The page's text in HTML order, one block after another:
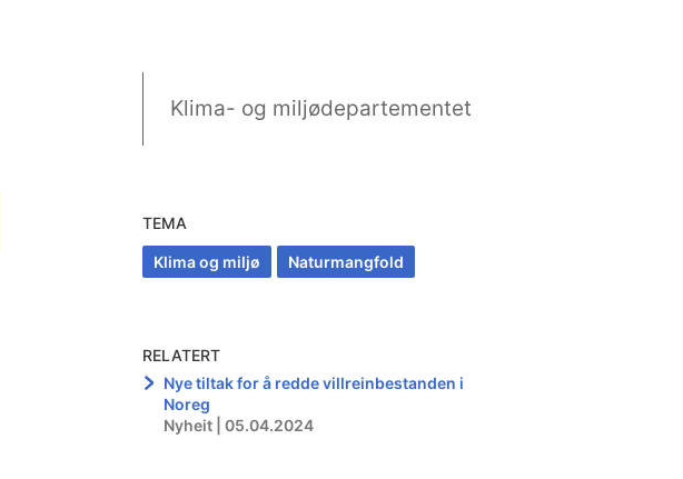
Klima- og miljødepartementet
TEMA
Klima og miljø Naturmangfold
RELATERT
Nye tiltak for å redde villreinbestanden i
Noreg
Nyheit | 05.04.2024